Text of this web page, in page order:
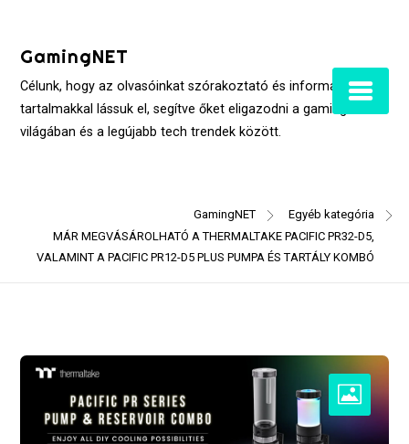
contentGamingNET
Célunk, hogy az olvasóinkat szórakoztató és informatív
tartalmakkal lássuk el, segítve őket eligazodni a gaming
világában és a legújabb tech trendek között.
GamingNET
Egyéb kategória
MÁR MEGVÁSÁROLHATÓ A THERMALTAKE PACIFIC PR32-D5,
VALAMINT A PACIFIC PR12-D5 PLUS PUMPA ÉS TARTÁLY KOMBÓ